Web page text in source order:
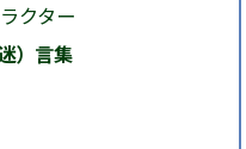
クター
）言集